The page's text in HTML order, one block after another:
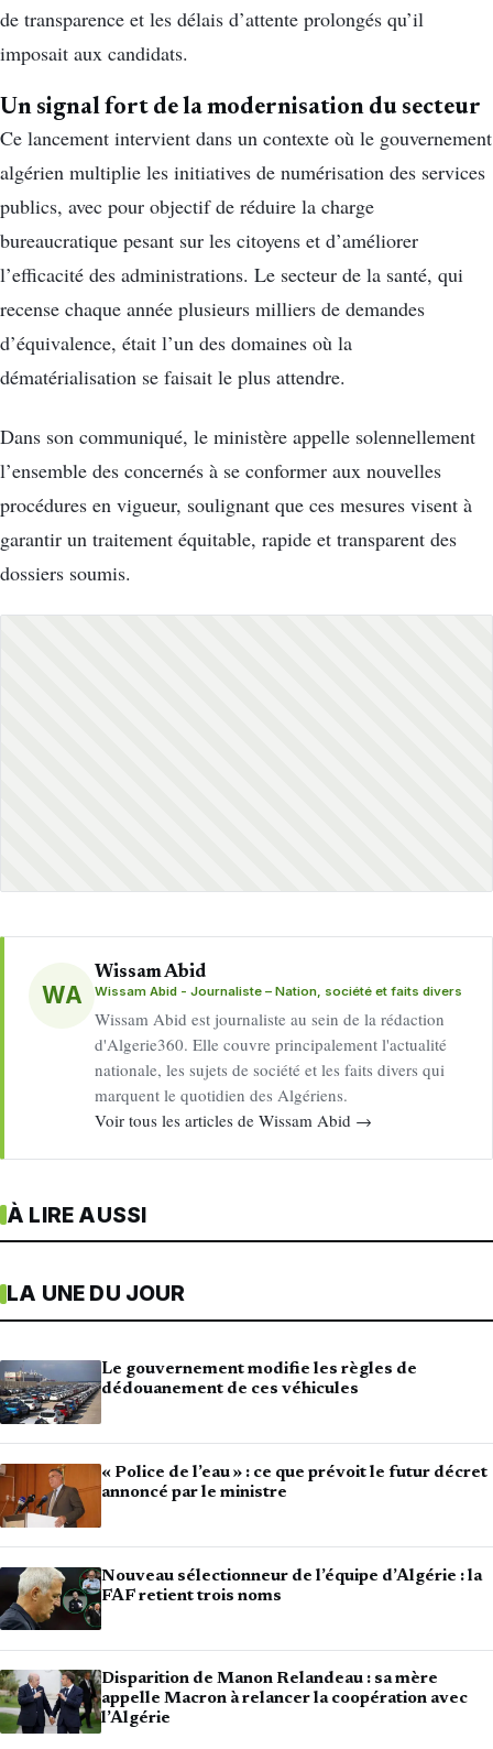
de transparence et les délais d’attente prolongés qu’il
imposait aux candidats.
Un signal fort de la modernisation du secteur
Ce lancement intervient dans un contexte où le gouvernement
algérien multiplie les initiatives de numérisation des services
publics, avec pour objectif de réduire la charge
bureaucratique pesant sur les citoyens et d’améliorer
l’efficacité des administrations. Le secteur de la santé, qui
recense chaque année plusieurs milliers de demandes
d’équivalence, était l’un des domaines où la
dématérialisation se faisait le plus attendre.
Dans son communiqué, le ministère appelle solennellement
l’ensemble des concernés à se conformer aux nouvelles
procédures en vigueur, soulignant que ces mesures visent à
garantir un traitement équitable, rapide et transparent des
dossiers soumis.
WA
Wissam Abid
Wissam Abid - Journaliste – Nation, société et faits divers
Wissam Abid est journaliste au sein de la rédaction
d'Algerie360. Elle couvre principalement l'actualité
nationale, les sujets de société et les faits divers qui
marquent le quotidien des Algériens.
Voir tous les articles de Wissam Abid →
À LIRE AUSSI
LA UNE DU JOUR
Le gouvernement modifie les règles de
dédouanement de ces véhicules
« Police de l’eau » : ce que prévoit le futur décret
annoncé par le ministre
Nouveau sélectionneur de l’équipe d’Algérie : la
FAF retient trois noms
Disparition de Manon Relandeau : sa mère
appelle Macron à relancer la coopération avec
l’Algérie